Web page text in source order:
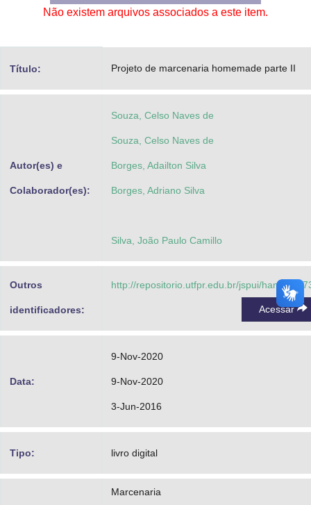
Advocacia-Geral da União
Banco Central do Brasil
Não existem arquivos associados a este item.
Título: Projeto de marcenaria homemade parte II
Autor(es) e
Colaborador(es):
Souza, Celso Naves de
Souza, Celso Naves de
Borges, Adailton Silva
Borges, Adriano Silva
Silva, João Paulo Camillo
Outros
identificadores:
http://repositorio.utfpr.edu.br/jspui/handle/1/
Acessar
Data:
9-Nov-2020
9-Nov-2020
3-Jun-2016
Tipo: livro digital
Marcenaria